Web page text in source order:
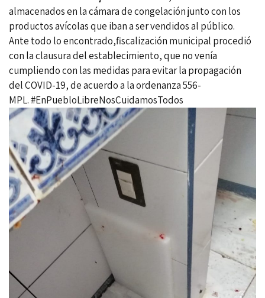
almacenados en la cámara de congelación junto con los
productos avícolas que iban a ser vendidos al público.
Ante todo lo encontrado,fiscalización municipal procedió
con la clausura del establecimiento, que no venía
cumpliendo con las medidas para evitar la propagación
del COVID-19, de acuerdo a la ordenanza 556-
MPL. #EnPuebloLibreNosCuidamosTodos